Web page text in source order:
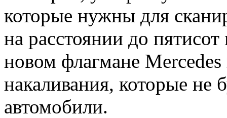
которые нужны для
на расстоянии до
новом флагмане
накаливания, которые не
автомобили.